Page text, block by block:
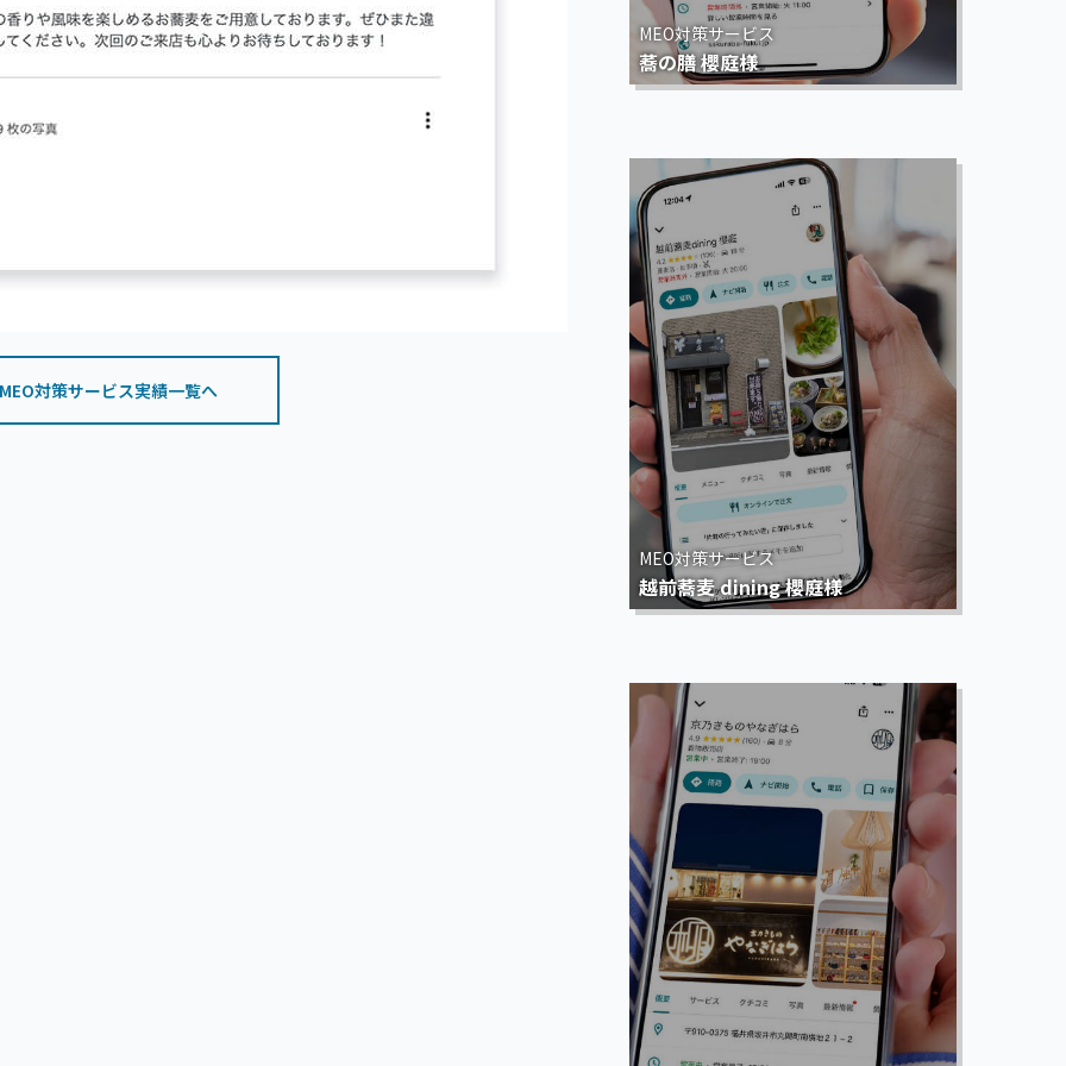
対策サービス実績一覧へ
MEO対策サービス
蕎の膳 櫻庭様
MEO対策サービス
越前蕎麦 dining 櫻庭様